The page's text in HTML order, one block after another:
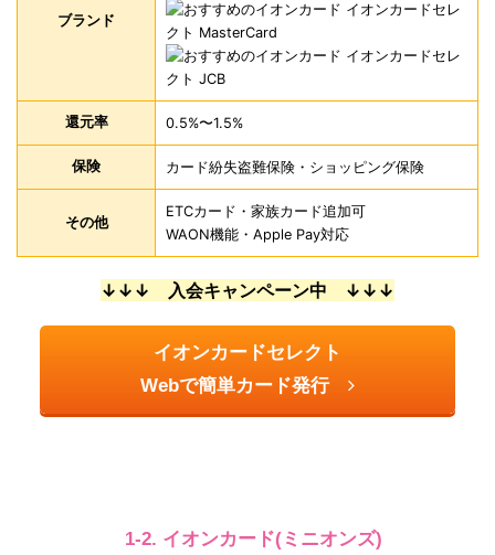
ブランド
還元率 0.5%〜1.5%
保険 カード紛失盗難保険・ショッピング保険
その他
ETCカード・家族カード追加可
WAON機能・Apple Pay対応
↓↓↓ 入会キャンペーン中 ↓↓↓
イオンカードセレクト
Webで簡単カード発行
1-2. イオンカード(ミニオンズ)